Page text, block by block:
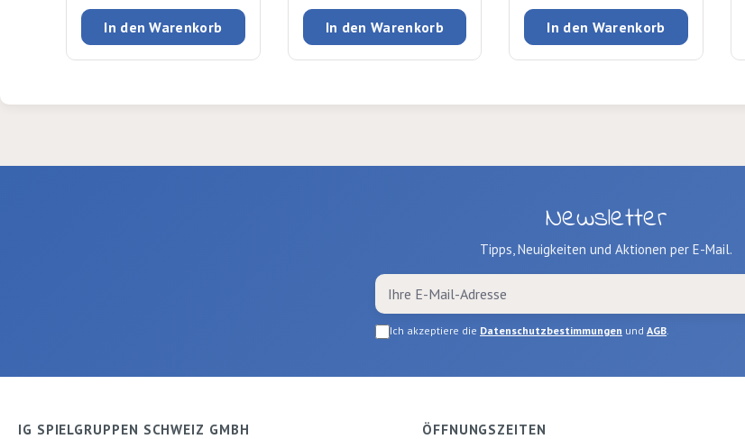
Basteleien.
Steinchengrösse: Ø 4-
8mm 500g
In den Warenkorb In den Warenkorb In den Warenkorb
Newsletter
Tipps, Neuigkeiten und Aktionen per E-Mail.
Ich akzeptiere die Datenschutzbestimmungen und AGB.
IG SPIELGRUPPEN SCHWEIZ GMBH ÖFFNUNGSZEITEN